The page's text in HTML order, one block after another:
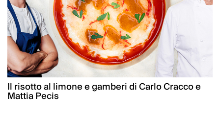
Il risotto al limone e gamberi di Carlo Cracco e
Mattia Pecis